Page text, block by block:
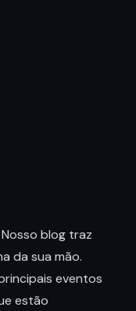
blog traz
da sua mão.
eventos
estão